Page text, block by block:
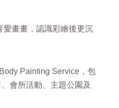
愛畫畫，認識彩繪後更沉
Painting Service，包
會所活動、主題公園及